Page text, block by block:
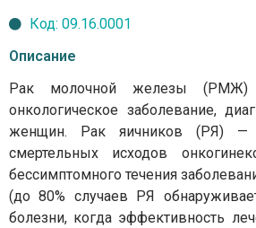
Код: 09.16.0001
Описание
Рак молочной железы (РМЖ)
онкологическое заболевание,
женщин. Рак яичников (РЯ) —
смертельных исходов
бессимптомного течения
(до 80% случаев РЯ
болезни, когда эффективность